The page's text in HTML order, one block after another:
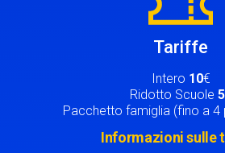
Tariffe
Intero 10€
Ridotto Scuole 5
Pacchetto famiglia (fino a 4
Informazioni sulle